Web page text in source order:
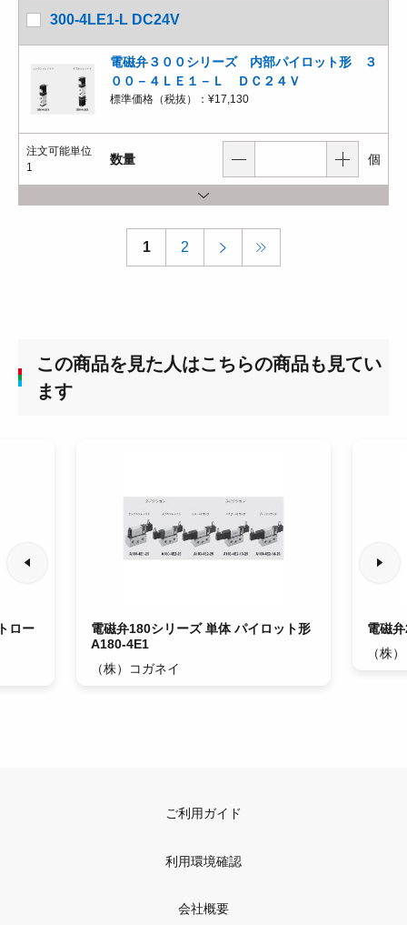
300-4LE1-L DC24V
電磁弁３００シリーズ 内部パイロット形 ３
００－４ＬＥ１－Ｌ ＤＣ２４Ｖ
標準価格（税抜）： ¥17,130
注文可能単位
1
数量 個
1 2
この商品を見た人はこちらの商品も見てい
ます
ロー
電磁弁180シリーズ 単体 パイロット形
A180-4E1
（株）コガネイ
電磁
（株
ご利用ガイド
利用環境確認
会社概要